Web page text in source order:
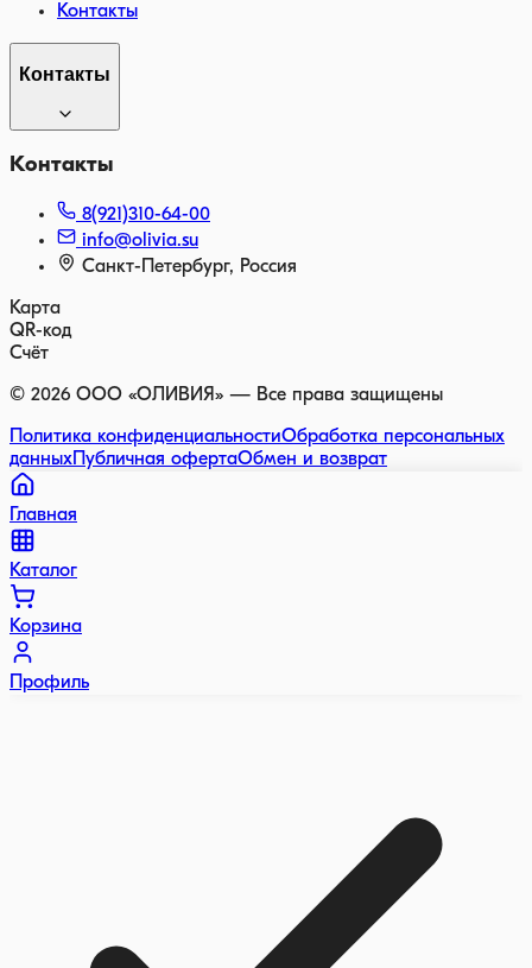
Контакты
Контакты
Контакты
8(921)310-64-00
info@olivia.su
Санкт-Петербург, Россия
Карта
QR-код
Счёт
© 2026 ООО «ОЛИВИЯ» — Все права защищены
Политика конфиденциальностиОбработка персональных
данныхПубличная офертаОбмен и возврат
Главная
Каталог
Корзина
Профиль